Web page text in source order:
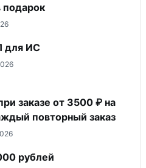
подарок
для ИС
заказе от 3500 ₽ на
повторный заказ
рублей